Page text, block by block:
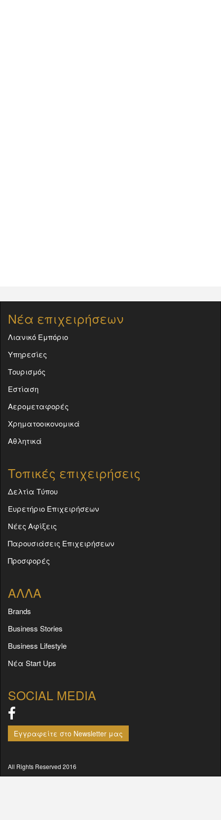
Νέα επιχειρήσεων
Λιανικό Εμπόριο
Υπηρεσίες
Τουρισμός
Εστίαση
Αερομεταφορές
Χρηματοοικονομικά
Αθλητικά
Τοπικές επιχειρήσεις
Δελτία Τύπου
Ευρετήριο Επιχειρήσεων
Νέες Αφίξεις
Παρουσιάσεις Επιχειρήσεων
Προσφορές
ΑΛΛΑ
Brands
Business Stories
Business Lifestyle
Νέα Start Ups
SOCIAL MEDIA
Εγγραφείτε στο Newsletter μας
All Rights Reserved 2016